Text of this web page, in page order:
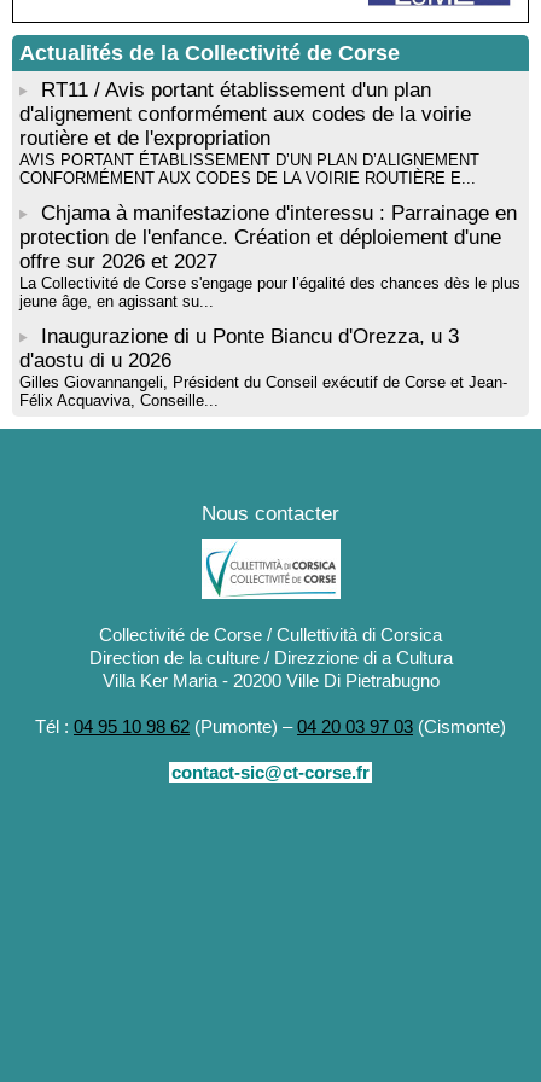
! Événement reporté ! Cycle de conférences peinture animé
par Alexandre Dominati - Mediateca territuriale di Santa Lucia di
Tallà
Actualités de la Collectivité de Corse
RT11 / Avis portant établissement d'un plan
d'alignement conformément aux codes de la voirie
routière et de l'expropriation
AVIS PORTANT ÉTABLISSEMENT D’UN PLAN D’ALIGNEMENT
CONFORMÉMENT AUX CODES DE LA VOIRIE ROUTIÈRE E...
Chjama à manifestazione d'interessu : Parrainage en
protection de l'enfance. Création et déploiement d'une
offre sur 2026 et 2027
La Collectivité de Corse s'engage pour l’égalité des chances dès le plus
jeune âge, en agissant su...
Inaugurazione di u Ponte Biancu d'Orezza, u 3
d'aostu di u 2026
Gilles Giovannangeli, Président du Conseil exécutif de Corse et Jean-
Félix Acquaviva, Conseille...
Nous contacter
Collectivité de Corse / Cullettività di Corsica
Direction de la culture / Direzzione di a Cultura
Villa Ker Maria - 20200 Ville Di Pietrabugno
Tél : 04 95 10 98 62 (Pumonte) –04 20 03 97 03 (Cismonte)
contact-sic@ct-corse.fr